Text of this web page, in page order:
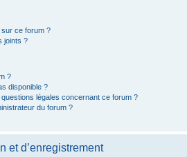
ce forum ?
joints ?
?
disponible ?
légales concernant ce forum ?
du forum ?
et d’enregistrement